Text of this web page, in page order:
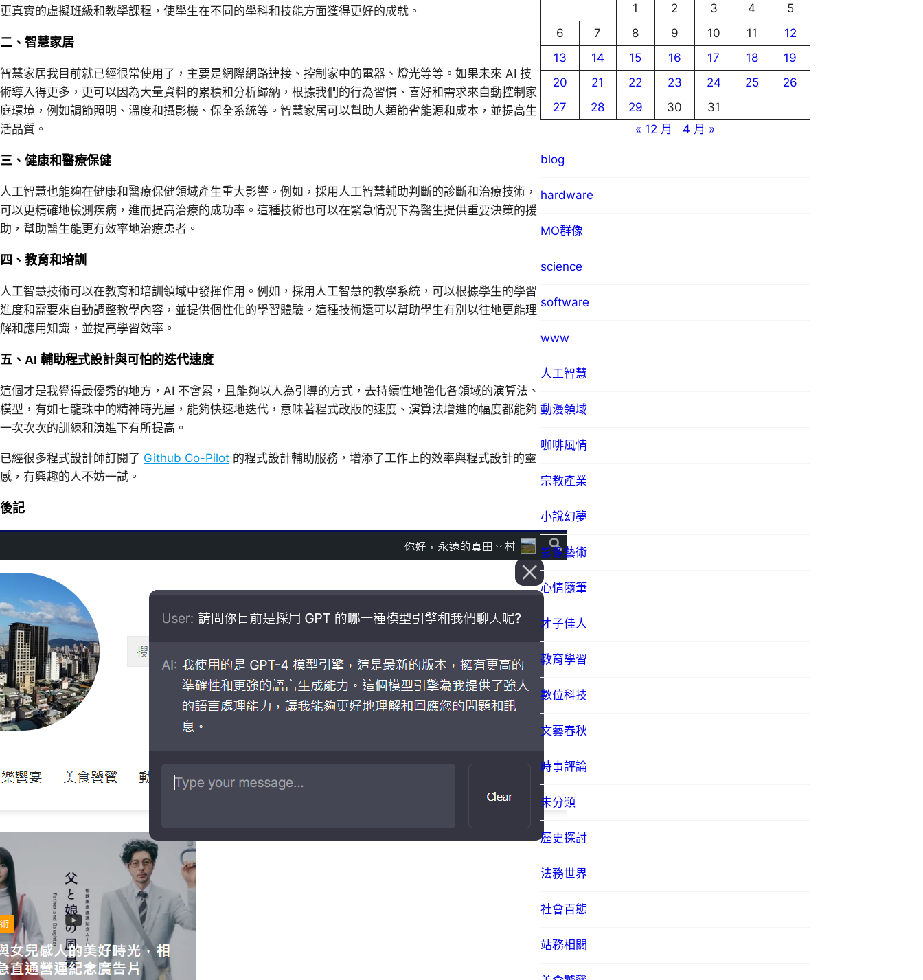
更真實的虛擬班級和教學課程，使學生在不同的學科和技能方面獲得更好的成就。
二、智慧家居
智慧家居我目前就已經很常使用了，主要是網際網路連接、控制家中的電器、燈光等等。如果未來 AI 技
術導入得更多，更可以因為大量資料的累積和分析歸納，根據我們的行為習慣、喜好和需求來自動控制家
庭環境，例如調節照明、溫度和攝影機、保全系統等。智慧家居可以幫助人類節省能源和成本，並提高生
活品質。
三、健康和醫療保健
人工智慧也能夠在健康和醫療保健領域產生重大影響。例如，採用人工智慧輔助判斷的診斷和治療技術，
可以更精確地檢測疾病，進而提高治療的成功率。這種技術也可以在緊急情況下為醫生提供重要決策的援
助，幫助醫生能更有效率地治療患者。
四、教育和培訓
人工智慧技術可以在教育和培訓領域中發揮作用。例如，採用人工智慧的教學系統，可以根據學生的學習
進度和需要來自動調整教學內容，並提供個性化的學習體驗。這種技術還可以幫助學生有別以往地更能理
解和應用知識，並提高學習效率。
五、AI 輔助程式設計與可怕的迭代速度
這個才是我覺得最優秀的地方，AI 不會累，且能夠以人為引導的方式，去持續性地強化各領域的演算法、
模型，有如七龍珠中的精神時光屋，能夠快速地迭代，意味著程式改版的速度、演算法增進的幅度都能夠
一次次次的訓練和演進下有所提高。
已經很多程式設計師訂閱了 Github Co-Pilot 的程式設計輔助服務，增添了工作上的效率與程式設計的靈
感，有興趣的人不妨一試。
後記
1
2 3 4
5
6
7 8 9 10 11
12
13
14 15 16 17 18
19
20
21 22 23 24 25
26
27
28 29 30
31
« 12 月
4 月 »
blog
hardware
MO群像
science
software
www
人工智慧
動漫領域
咖啡風情
宗教產業
小說幻夢
影像藝術
心情隨筆
才子佳人
教育學習
數位科技
文藝春秋
時事評論
未分類
歷史探討
法務世界
社會百態
站務相關